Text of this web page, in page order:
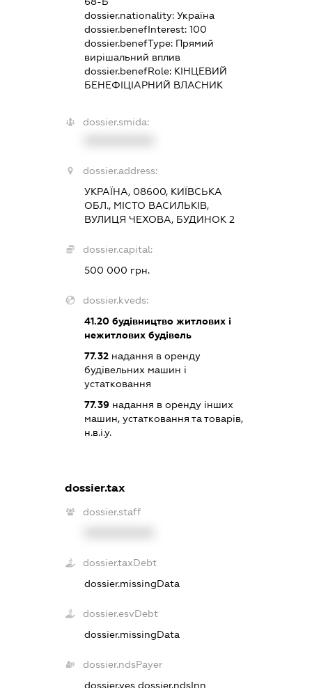
dossier.nationality: Україна
dossier.benefInterest: 100
dossier.benefType: Прямий
вирішальний вплив
dossier.benefRole: КІНЦЕВИЙ
БЕНЕФІЦІАРНИЙ ВЛАСНИК
dossier.smida:
dossier.address:
УКРАЇНА, 08600, КИЇВСЬКА
ОБЛ., МІСТО ВАСИЛЬКІВ,
ВУЛИЦЯ ЧЕХОВА, БУДИНОК 2
dossier.capital:
500 000 грн.
dossier.kveds:
41.20будівництво житлових і
нежитлових будівель
77.32надання в оренду
будівельних машин і
устатковання
77.39надання в оренду інших
машин, устатковання та товарів,
н.в.і.у.
dossier.tax
dossier.staff
dossier.taxDebt
dossier.missingData
dossier.esvDebt
dossier.missingData
dossier.ndsPayer
dossier.yes dossier.ndsInn